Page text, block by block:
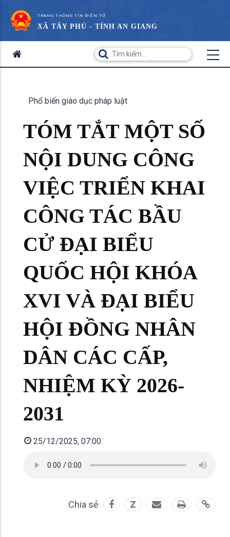
TRANG THÔNG TIN ĐIỆN TỬ
XÃ TÂY PHÚ - TỈNH AN GIANG
Phổ biến giáo dục pháp luật
TÓM TẮT MỘT SỐ
NỘI DUNG CÔNG
VIỆC TRIỂN KHAI
CÔNG TÁC BẦU
CỬ ĐẠI BIỂU
QUỐC HỘI KHÓA
XVI VÀ ĐẠI BIỂU
HỘI ĐỒNG NHÂN
DÂN CÁC CẤP,
NHIỆM KỲ 2026-
2031
25/12/2025, 07:00
Chia sẻ Z